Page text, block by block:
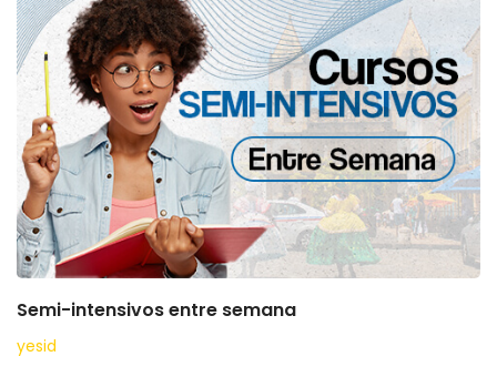
Semi-intensivos entre semana
yesid